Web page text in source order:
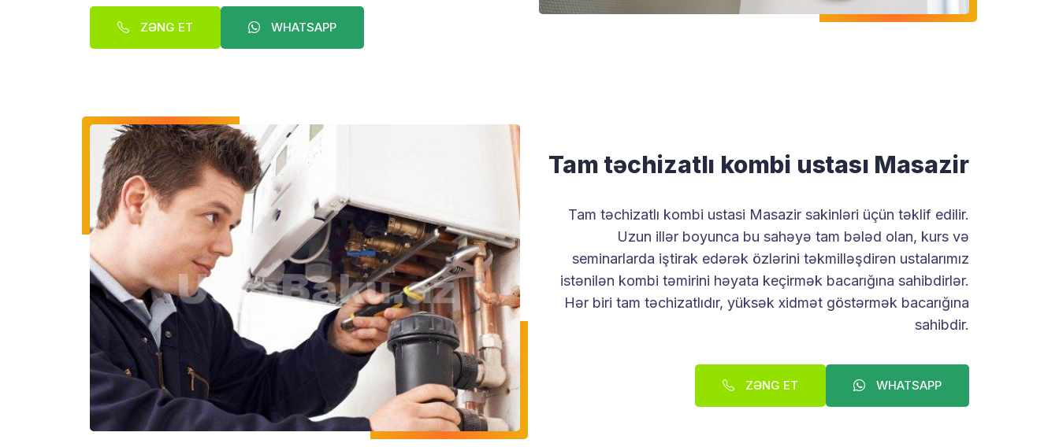
ZƏNG ET WHATSAPP
Tam təchizatlı kombi ustası Masazir
Tam təchizatlı kombi ustasi Masazir sakinləri üçün təklif edilir.
Uzun illər boyunca bu sahəyə tam bələd olan, kurs və
seminarlarda iştirak edərək özlərini təkmilləşdirən ustalarımız
istənilən kombi təmirini həyata keçirmək bacarığına sahibdirlər.
Hər biri tam təchizatlıdır, yüksək xidmət göstərmək bacarığına
sahibdir.
ZƏNG ET WHATSAPP